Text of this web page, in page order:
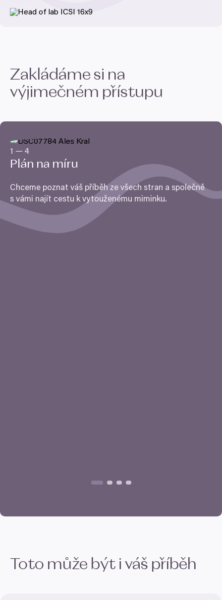
Souhlas Detaily Nastavení reklam Více o cookies
Zakládáme si na
výjimečném přístupu
1 — 4
Plán na míru
Chceme poznat váš příběh ze všech stran a společně
s vámi najít cestu k vytouženému miminku.
Toto může být i váš příběh